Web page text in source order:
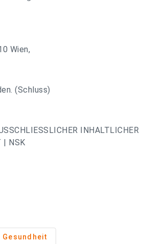
Wien,
(Schluss)
INHALTLICHER
| NSK
Gesundheit